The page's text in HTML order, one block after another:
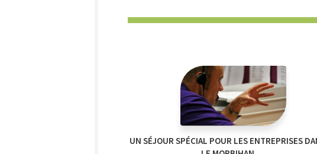
UN SÉJOUR SPÉCIAL POUR LES ENTREPRISES